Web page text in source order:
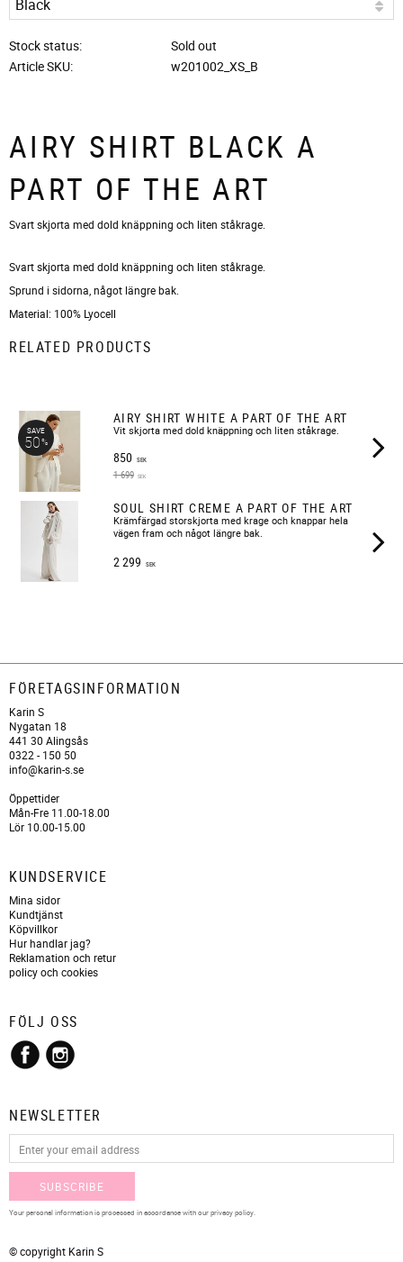
Stock status
Sold out
Article SKU
w201002_XS_B
AIRY SHIRT BLACK A
PART OF THE ART
Svart skjorta med dold knäppning och liten ståkrage.
Svart skjorta med dold knäppning och liten ståkrage.
Sprund i sidorna, något längre bak.
Material: 100% Lyocell
RELATED PRODUCTS
AIRY SHIRT WHITE A PART OF THE ART
Vit skjorta med dold knäppning och liten ståkrage.
850 SEK
1 699 SEK
SAVE
50%
SOUL SHIRT CREME A PART OF THE ART
Krämfärgad storskjorta med krage och knappar hela
vägen fram och något längre bak.
2 299 SEK
FÖRETAGSINFORMATION
Karin S
Nygatan 18
441 30 Alingsås
0322 - 150 50
info@karin-s.se
Öppettider
Mån-Fre 11.00-18.00
Lör 10.00-15.00
KUNDSERVICE
Mina sidor
Kundtjänst
Köpvillkor
Hur handlar jag?
Reklamation och retur
policy och cookies
FÖLJ OSS
NEWSLETTER
SUBSCRIBE
Your personal information is processed in accordance with ourprivacy policy
© copyright Karin S